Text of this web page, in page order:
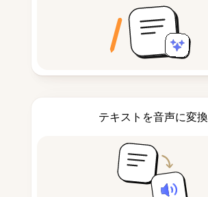
テキストを音声に変換